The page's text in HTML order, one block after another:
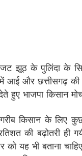
झूठ के पुलिंदा के
आई और छत्तीसगढ़ की
हुए भाजपा किसान
किसान के लिए
की बढ़ोतरी ही
को यह भी बताना